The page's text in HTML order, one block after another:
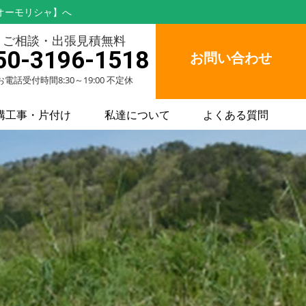
ーモリシャ】へ
ご相談・出張見積無料
3196-1518
電話受付時間8:30～19:00 不定休
お問い合わせ
工事・片付け 私達について よくある質問